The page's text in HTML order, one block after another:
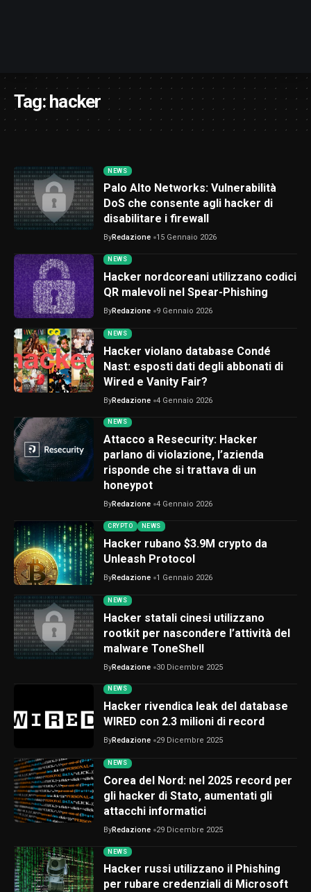
Tag:hacker
NEWS
Palo Alto Networks: Vulnerabilità
DoS che consente agli hacker di
disabilitare i firewall
ByRedazione 15 Gennaio 2026
NEWS
Hacker nordcoreani utilizzano codici
QR malevoli nel Spear-Phishing
ByRedazione 9 Gennaio 2026
NEWS
Hacker violano database Condé
Nast: esposti dati degli abbonati di
Wired e Vanity Fair?
ByRedazione 4 Gennaio 2026
NEWS
Attacco a Resecurity: Hacker
parlano di violazione, l’azienda
risponde che si trattava di un
honeypot
ByRedazione 4 Gennaio 2026
CRYPTO NEWS
Hacker rubano $3.9M crypto da
Unleash Protocol
ByRedazione 1 Gennaio 2026
NEWS
Hacker statali cinesi utilizzano
rootkit per nascondere l’attività del
malware ToneShell
ByRedazione 30 Dicembre 2025
NEWS
Hacker rivendica leak del database
WIRED con 2.3 milioni di record
ByRedazione 29 Dicembre 2025
NEWS
Corea del Nord: nel 2025 record per
gli hacker di Stato, aumentati gli
attacchi informatici
ByRedazione 29 Dicembre 2025
NEWS
Hacker russi utilizzano il Phishing
per rubare credenziali di Microsoft